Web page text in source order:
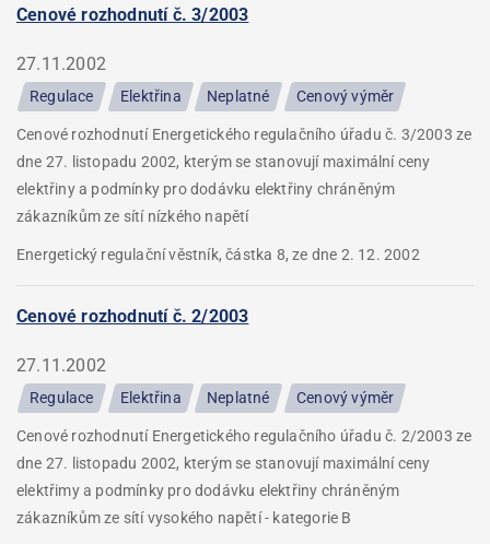
Cenové rozhodnutí č. 3/2003
27.11.2002
Regulace Elektřina Neplatné Cenový výměr
Cenové rozhodnutí Energetického regulačního úřadu č. 3/2003 ze
dne 27. listopadu 2002, kterým se stanovují maximální ceny
elektřiny a podmínky pro dodávku elektřiny chráněným
zákazníkům ze sítí nízkého napětí
Energetický regulační věstník, částka 8, ze dne 2. 12. 2002
Cenové rozhodnutí č. 2/2003
27.11.2002
Regulace Elektřina Neplatné Cenový výměr
Cenové rozhodnutí Energetického regulačního úřadu č. 2/2003 ze
dne 27. listopadu 2002, kterým se stanovují maximální ceny
elektřimy a podmínky pro dodávku elektřiny chráněným
zákazníkům ze sítí vysokého napětí - kategorie B